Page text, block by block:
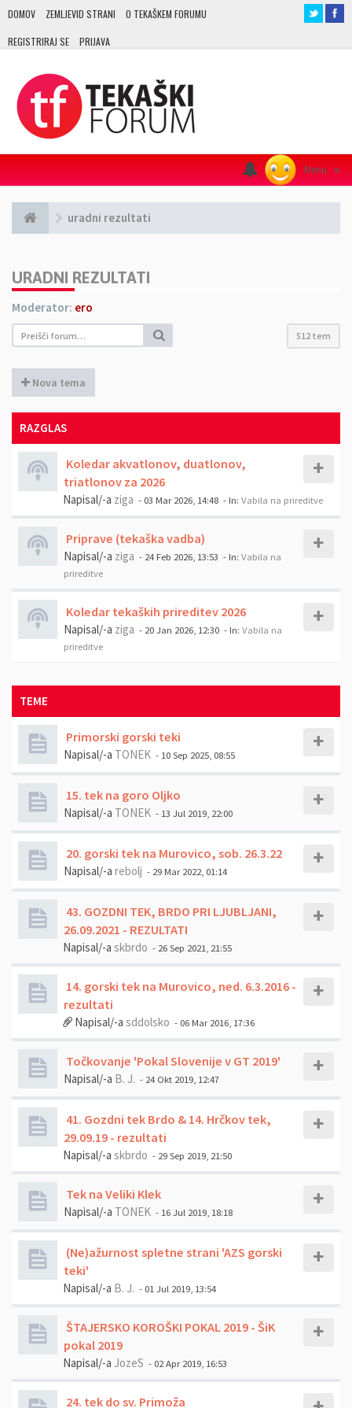
DOMOV ZEMLJEVID STRANI O TEKAŠKEM FORUMU
REGISTRIRAJ SE PRIJAVA
Menu ≡
uradni rezultati
URADNI REZULTATI
Moderator: ero
512 tem
Nova tema
RAZGLAS
Koledar akvatlonov, duatlonov,
triatlonov za 2026
Napisal/-a ziga - 03 Mar 2026, 14:48 - In: Vabila na prireditve
Priprave (tekaška vadba)
Napisal/-a ziga - 24 Feb 2026, 13:53 - In: Vabila na
prireditve
Koledar tekaških prireditev 2026
Napisal/-a ziga - 20 Jan 2026, 12:30 - In: Vabila na
prireditve
TEME
Primorski gorski teki
Napisal/-a TONEK - 10 Sep 2025, 08:55
15. tek na goro Oljko
Napisal/-a TONEK - 13 Jul 2019, 22:00
20. gorski tek na Murovico, sob. 26.3.22
Napisal/-a rebolj - 29 Mar 2022, 01:14
43. GOZDNI TEK, BRDO PRI LJUBLJANI,
26.09.2021 - REZULTATI
Napisal/-a skbrdo - 26 Sep 2021, 21:55
14. gorski tek na Murovico, ned. 6.3.2016 -
rezultati
Napisal/-a sddolsko - 06 Mar 2016, 17:36
Točkovanje 'Pokal Slovenije v GT 2019'
Napisal/-a B. J. - 24 Okt 2019, 12:47
41. Gozdni tek Brdo & 14. Hrčkov tek,
29.09.19 - rezultati
Napisal/-a skbrdo - 29 Sep 2019, 21:50
Tek na Veliki Klek
Napisal/-a TONEK - 16 Jul 2019, 18:18
(Ne)ažurnost spletne strani 'AZS gorski
teki'
Napisal/-a B. J. - 01 Jul 2019, 13:54
ŠTAJERSKO KOROŠKI POKAL 2019 - ŠiK
pokal 2019
Napisal/-a JozeS - 02 Apr 2019, 16:53
24. tek do sv. Primoža